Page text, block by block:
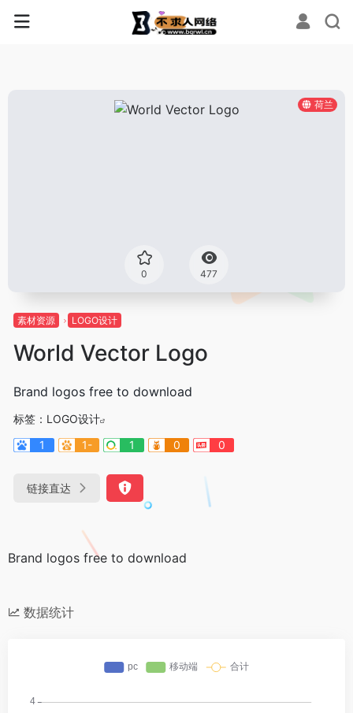
荷兰
0 477
素材资源 LOGO设计
World Vector Logo
Brand logos free to download
标签： LOGO设计
1
1- 1 0 0
链接直达
Brand logos free to download
数据统计